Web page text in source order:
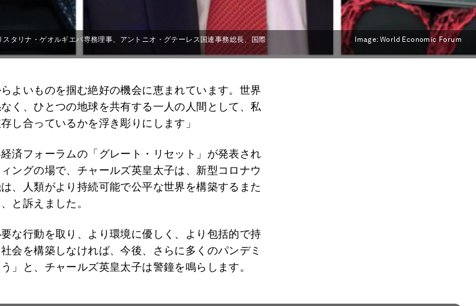
タリナ・ゲオルギエバ専務理事、アントニオ・グテーレス国連事務総長、国際
Image: World Economic Forum
らよいものを掴む絶好の機会に恵まれています。世界
く、ひとつの地球を共有する一人の人間として、私
し合っているかを浮き彫りにします」
済フォーラムの「グレート・リセット」が発表され
ングの場で、チャールズ英皇太子は、新型コロナウ
、人類がより持続可能で公平な世界を構築するまた
と訴えました。
要な行動を取り、より環境に優しく、より包括的で持
会を構築しなければ、今後、さらに多くのパンデミ
」と、チャールズ英皇太子は警鐘を鳴らします。